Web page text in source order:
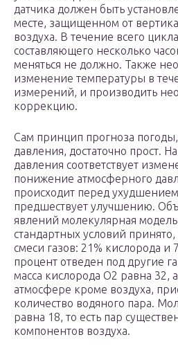
датчика должен быть
месте, защищенном от
воздуха. В течение всего
составляющего несколько
меняться не должно. Также
изменение температуры в
измерений, и производить
коррекцию.
Сам принцип прогноза
давления, достаточно прост.
давления соответствует
понижение атмосферного
происходит перед
предшествует улучшению.
явлений молекулярная
стандартных условий принято,
смеси газов: 21% кислорода и
процент отведен под другие
масса кислорода O2 равна 32,
атмосфере кроме воздуха,
количество водяного пара.
равна 18, то есть пар
компонентов воздуха.